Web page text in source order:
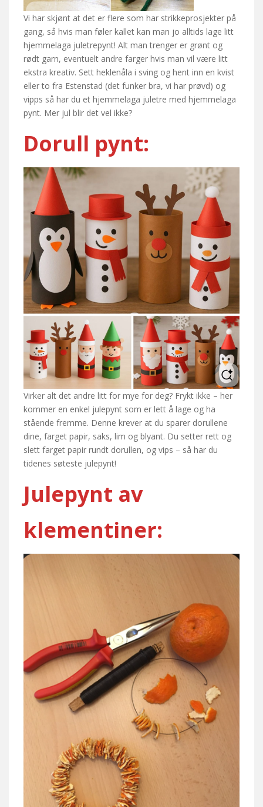
Vi har skjønt at det er flere som har strikkeprosjekter på
gang, så hvis man føler kallet kan man jo alltids lage litt
hjemmelaga juletrepynt! Alt man trenger er grønt og
rødt garn, eventuelt andre farger hvis man vil være litt
ekstra kreativ. Sett heklenåla i sving og hent inn en kvist
eller to fra Estenstad (det funker bra, vi har prøvd) og
vipps så har du et hjemmelaga juletre med hjemmelaga
pynt. Mer jul blir det vel ikke?
Dorull pynt:
Virker alt det andre litt for mye for deg? Frykt ikke – her
kommer en enkel julepynt som er lett å lage og ha
stående fremme. Denne krever at du sparer dorullene
dine, farget papir, saks, lim og blyant. Du setter rett og
slett farget papir rundt dorullen, og vips – så har du
tidenes søteste julepynt!
Julepynt av
klementiner: